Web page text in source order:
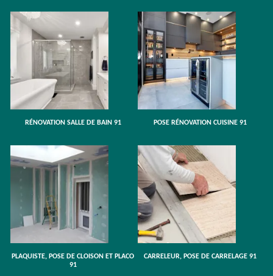
RÉNOVATION SALLE DE BAIN 91 POSE RÉNOVATION CUISINE 91
PLAQUISTE, POSE DE CLOISON ET PLACO
91
CARRELEUR, POSE DE CARRELAGE 91